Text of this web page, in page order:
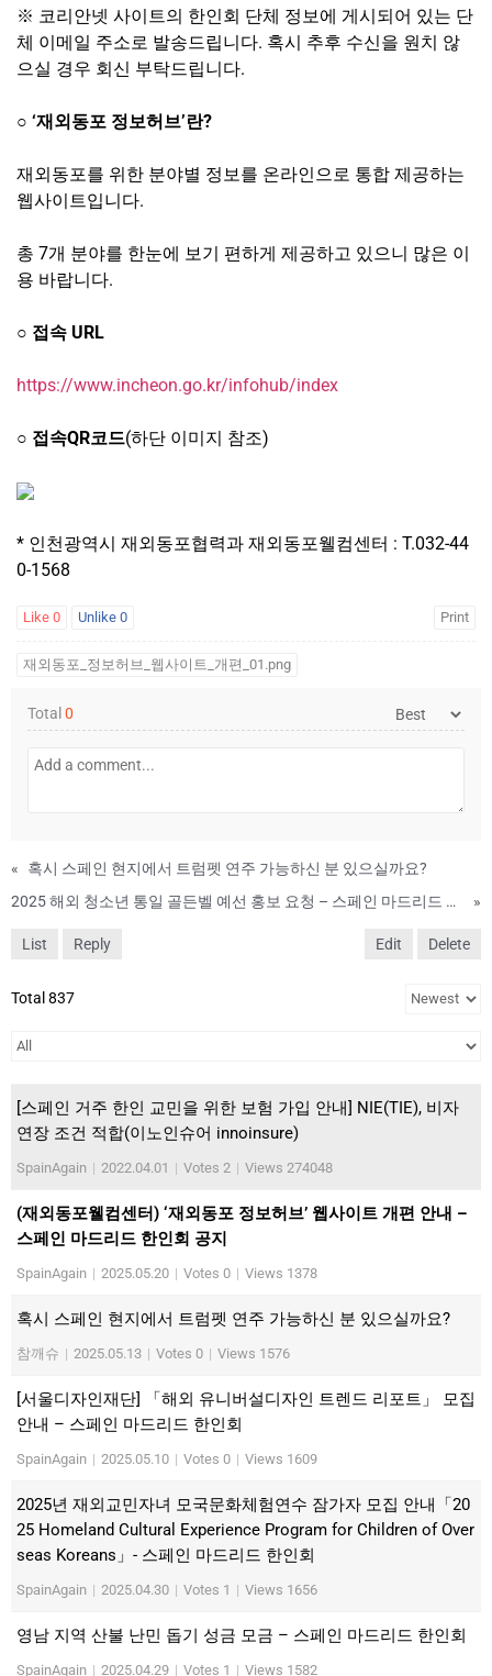
※ 코리안넷 사이트의 한인회 단체 정보에 게시되어 있는 단
체 이메일 주소로 발송드립니다. 혹시 추후 수신을 원치 않
으실 경우 회신 부탁드립니다.
○ ‘재외동포 정보허브’란?
재외동포를 위한 분야별 정보를 온라인으로 통합 제공하는
웹사이트입니다.
총 7개 분야를 한눈에 보기 편하게 제공하고 있으니 많은 이
용 바랍니다.
○ 접속 URL
https://www.incheon.go.kr/infohub/index
○ 접속QR코드(하단 이미지 참조)
* 인천광역시 재외동포협력과 재외동포웰컴센터 : T.032-44
0-1568
Like 0 Unlike 0 Print
재외동포_정보허브_웹사이트_개편_01.png
Total0
«
혹시 스페인 현지에서 트럼펫 연주 가능하신 분 있으실까요?
2025 해외 청소년 통일 골든벨 예선 홍보 요청 – 스페인 마드리드 한인회 공지
»
List Reply Edit Delete
Total 837
[스페인 거주 한인 교민을 위한 보험 가입 안내] NIE(TIE), 비자
연장 조건 적합(이노인슈어 innoinsure)
SpainAgain | 2022.04.01 | Votes 2 | Views 274048
(재외동포웰컴센터) ‘재외동포 정보허브’ 웹사이트 개편 안내 –
스페인 마드리드 한인회 공지
SpainAgain | 2025.05.20 | Votes 0 | Views 1378
혹시 스페인 현지에서 트럼펫 연주 가능하신 분 있으실까요?
참깨슈 | 2025.05.13 | Votes 0 | Views 1576
[서울디자인재단] 「해외 유니버설디자인 트렌드 리포트」 모집
안내 – 스페인 마드리드 한인회
SpainAgain | 2025.05.10 | Votes 0 | Views 1609
2025년 재외교민자녀 모국문화체험연수 잠가자 모집 안내「20
25 Homeland Cultural Experience Program for Children of Over
seas Koreans」- 스페인 마드리드 한인회
SpainAgain | 2025.04.30 | Votes 1 | Views 1656
영남 지역 산불 난민 돕기 성금 모금 – 스페인 마드리드 한인회
SpainAgain | 2025.04.29 | Votes 1 | Views 1582